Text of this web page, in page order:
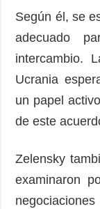
Según él, se
adecuado
intercambio.
Ucrania
un papel
de este
Zelensky
examinaron